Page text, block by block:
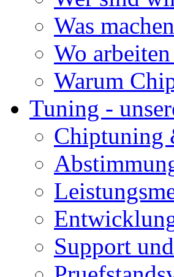
Was
Wo
Warum
Tuning -
Chiptuning
Support